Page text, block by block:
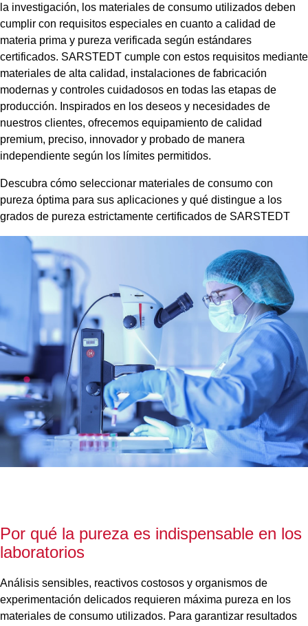
la investigación, los materiales de consumo utilizados deben
cumplir con requisitos especiales en cuanto a calidad de
materia prima y pureza verificada según estándares
certificados. SARSTEDT cumple con estos requisitos mediante
materiales de alta calidad, instalaciones de fabricación
modernas y controles cuidadosos en todas las etapas de
producción. Inspirados en los deseos y necesidades de
nuestros clientes, ofrecemos equipamiento de calidad
premium, preciso, innovador y probado de manera
independiente según los límites permitidos.
Descubra cómo seleccionar materiales de consumo con
pureza óptima para sus aplicaciones y qué distingue a los
grados de pureza estrictamente certificados de SARSTEDT
Por qué la pureza es indispensable en los
laboratorios
Análisis sensibles, reactivos costosos y organismos de
experimentación delicados requieren máxima pureza en los
materiales de consumo utilizados. Para garantizar resultados